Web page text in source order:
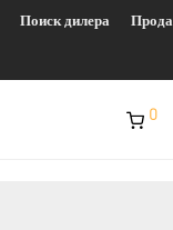
Поиск дилера
0